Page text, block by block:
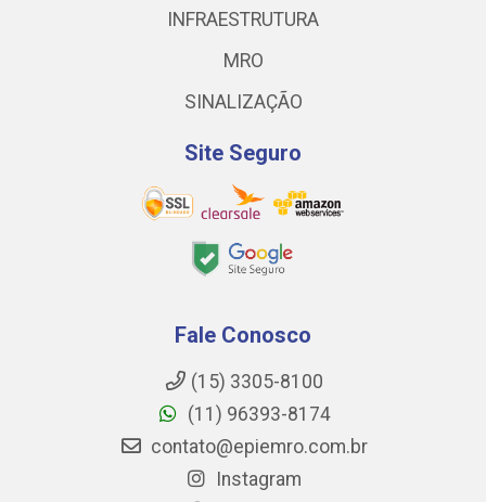
INFRAESTRUTURA
MRO
SINALIZAÇÃO
Site Seguro
Fale Conosco
(15) 3305-8100
(11) 96393-8174
contato@epiemro.com.br
Instagram